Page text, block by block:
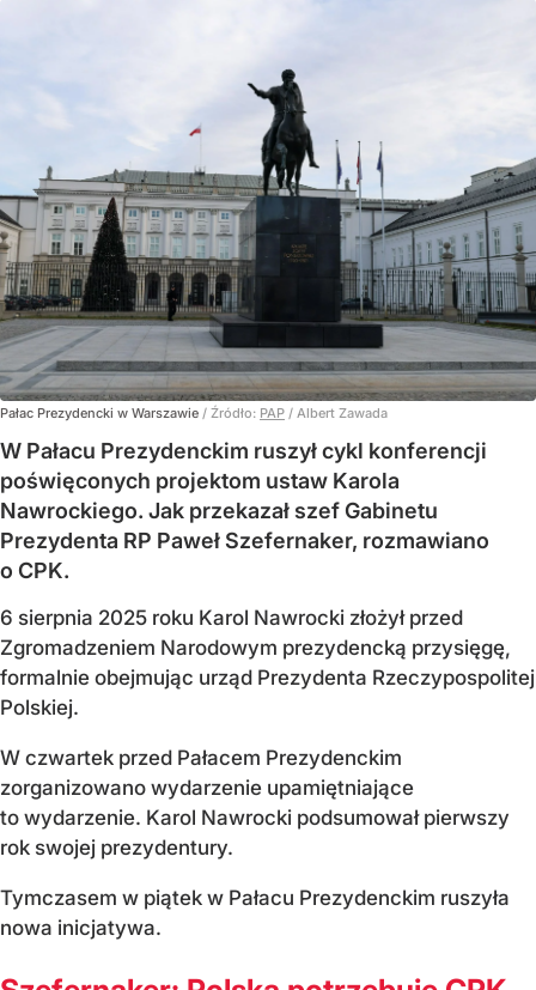
Pałac Prezydencki w Warszawie / Źródło: PAP / Albert Zawada
W Pałacu Prezydenckim ruszył cykl konferencji
poświęconych projektom ustaw Karola
Nawrockiego. Jak przekazał szef Gabinetu
Prezydenta RP Paweł Szefernaker, rozmawiano
o CPK.
6 sierpnia 2025 roku Karol Nawrocki złożył przed
Zgromadzeniem Narodowym prezydencką przysięgę,
formalnie obejmując urząd Prezydenta Rzeczypospolitej
Polskiej.
W czwartek przed Pałacem Prezydenckim
zorganizowano wydarzenie upamiętniające
to wydarzenie. Karol Nawrocki podsumował pierwszy
rok swojej prezydentury.
Tymczasem w piątek w Pałacu Prezydenckim ruszyła
nowa inicjatywa.